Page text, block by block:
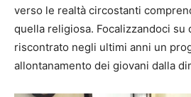
verso le realtà circostanti
quella religiosa. Focalizzandoci su
riscontrato negli ultimi anni un
allontanamento dei giovani dalla